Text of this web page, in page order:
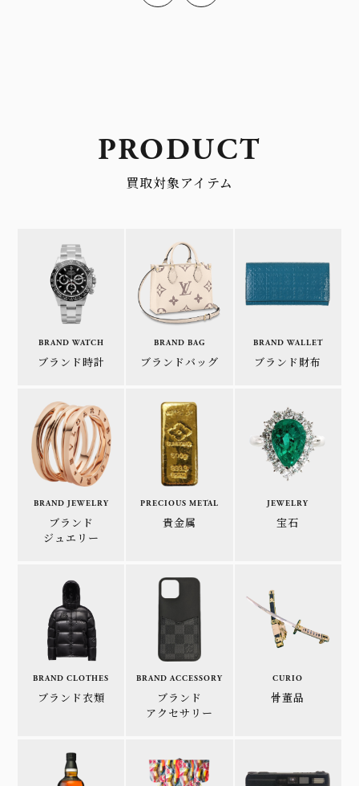
PRODUCT
買取対象アイテム
BRAND WATCH
ブランド時計
BRAND BAG
ブランドバッグ
BRAND WALLET
ブランド財布
BRAND JEWELRY
ブランド
ジュエリー
PRECIOUS METAL
貴金属
JEWELRY
宝石
BRAND CLOTHES
ブランド衣類
BRAND ACCESSORY
ブランド
アクセサリー
CURIO
骨董品